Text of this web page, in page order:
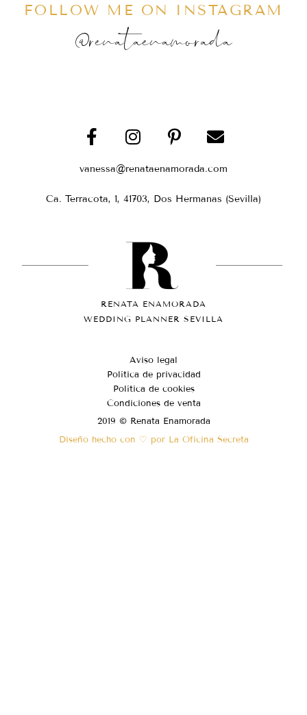
FOLLOW ME ON INSTAGRAM
@renataenamorada
vanessa@renataenamorada.com
Ca. Terracota, 1, 41703, Dos Hermanas (Sevilla)
RENATA ENAMORADA
WEDDING PLANNER SEVILLA
Aviso legal
Política de privacidad
Política de cookies
Condiciones de venta
2019 © Renata Enamorada
Diseño hecho con ♡ por La Oficina Secreta